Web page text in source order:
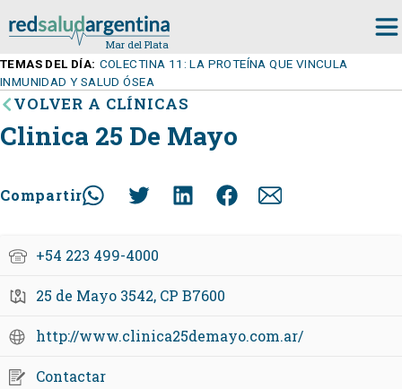
TEMAS DEL DÍA: COLECTINA 11: LA PROTEÍNA QUE VINCULA
INMUNIDAD Y SALUD ÓSEA
VOLVER A CLÍNICAS
Clinica 25 De Mayo
Compartir
+54 223 499-4000
25 de Mayo 3542, CP B7600
http://www.clinica25demayo.com.ar/
Contactar